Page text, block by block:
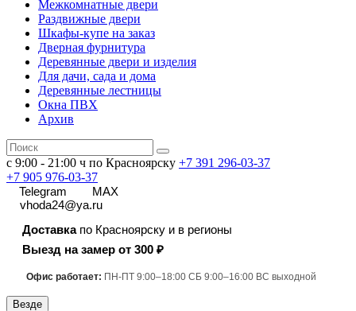
Межкомнатные двери
Раздвижные двери
Шкафы-купе на заказ
Дверная фурнитура
Деревянные двери и изделия
Для дачи, сада и дома
Деревянные лестницы
Окна ПВХ
Архив
с 9:00 - 21:00 ч по Красноярску +7 391 296-03-37
+7 905 976-03-37
Telegram
MAX
vhoda24@ya.ru
Доставкапо Красноярску и в регионы
Выезд на замер от 300 ₽
Офис работает: ПН-ПТ 9:00–18:00 СБ 9:00–16:00 ВС выходной
Везде